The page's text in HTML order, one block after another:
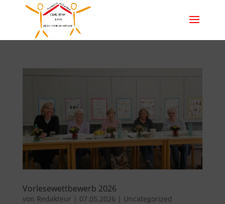
Vorlesewettbewerb 2026
von Redakteur | 07.05.2026 | Uncategorized